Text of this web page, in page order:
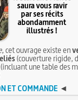
saura vous ravir
par ses récits
abondamment
illustrés !
, cet ouvrage existe en
(couverture rigide,
(incluant une table des
ET COMMANDE ◄